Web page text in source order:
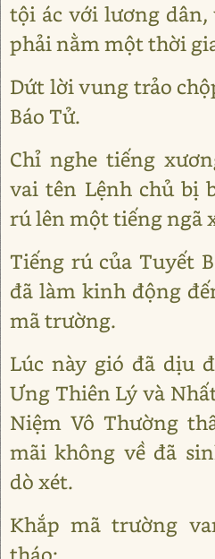
tội ác với lương
phải nằm một thời
Dứt lời vung trảo
Báo Tử.
Chỉ nghe tiếng
vai tên Lệnh chủ bị
rú lên một tiếng ngã
Tiếng rú của Tuyết
đã làm kinh động
mã trường.
Lúc này gió đã dịu
Ưng Thiên Lý và
Niệm Vô Thường
mãi không về đã
dò xét.
Khắp mã trường